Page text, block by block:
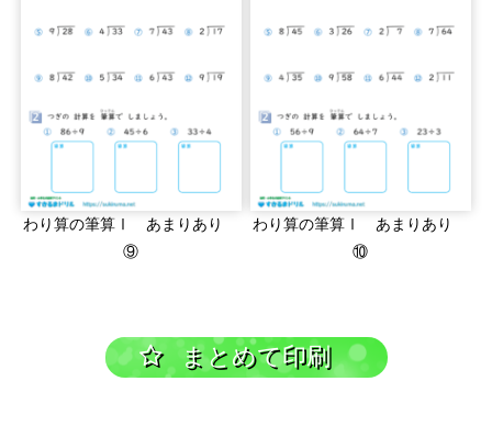
わり算の筆算Ⅰ あまりあり
⑨
わり算の筆算Ⅰ あまりあり
⑩
まとめて印刷